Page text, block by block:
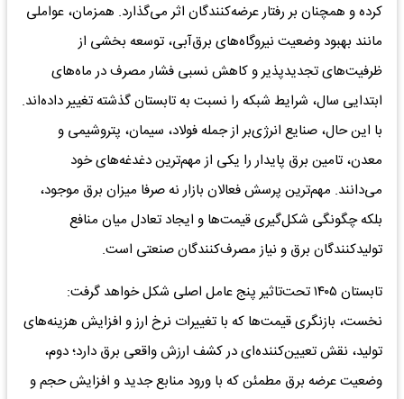
کرده و همچنان بر رفتار عرضه‌کنندگان اثر می‌گذارد. همزمان، عواملی
مانند بهبود وضعیت نیروگاه‌های برق‌آبی، توسعه بخشی از
ظرفیت‌های تجدیدپذیر و کاهش نسبی فشار مصرف در ماه‌های
ابتدایی سال، شرایط شبکه را نسبت به تابستان گذشته تغییر داده‌اند.
با این حال، صنایع انرژی‌بر از جمله فولاد، سیمان، پتروشیمی و
معدن، تامین برق پایدار را یکی از مهم‌ترین دغدغه‌های خود
می‌دانند. مهم‌ترین پرسش فعالان بازار نه صرفا میزان برق موجود،
بلکه چگونگی شکل‌گیری قیمت‌ها و ایجاد تعادل میان منافع
تولیدکنندگان برق و نیاز مصرف‌کنندگان صنعتی است.
تابستان ۱۴۰۵ تحت‌تاثیر پنج عامل اصلی شکل خواهد گرفت:
نخست، بازنگری قیمت‌ها که با تغییرات نرخ ارز و افزایش هزینه‌های
تولید، نقش تعیین‌کننده‌ای در کشف ارزش واقعی برق دارد؛ دوم،
وضعیت عرضه برق مطمئن که با ورود منابع جدید و افزایش حجم و